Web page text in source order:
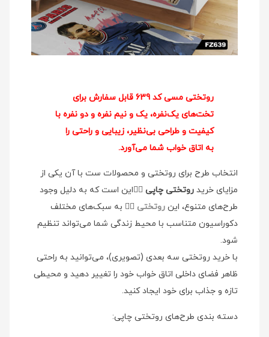
روتختی مسی کد 639 قابل سفارش برای
تخت‌های یک‌نفره، یک و نیم نفره و دو نفره با
کیفیت و طراحی بی‌نظیر، زیبایی و راحتی را
به اتاق خواب شما می‌آورد.
انتخاب طرح برای روتختی و محصولات ست با آن یکی از
مزایای خرید روتختی چاپی 👉🏻این است که به دلیل وجود
طرح‌های متنوع، این روتختی 👉🏻 به سبک‌های مختلف
دکوراسیون متناسب با محیط زندگی شما می‌تواند تنظیم
شود.
با خرید روتختی سه بعدی (تصویری)، می‌توانید به راحتی
ظاهر فضای داخلی اتاق خواب خود را تغییر دهید و محیطی
تازه و جذاب برای خود ایجاد کنید.
دسته بندی طرح‌های روتختی چاپی: